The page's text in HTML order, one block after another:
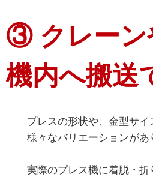
③ クレーン
機内へ搬送
プレスの形状や、金型サイ
様々なバリエーションがあ
実際のプレス機に着脱・折